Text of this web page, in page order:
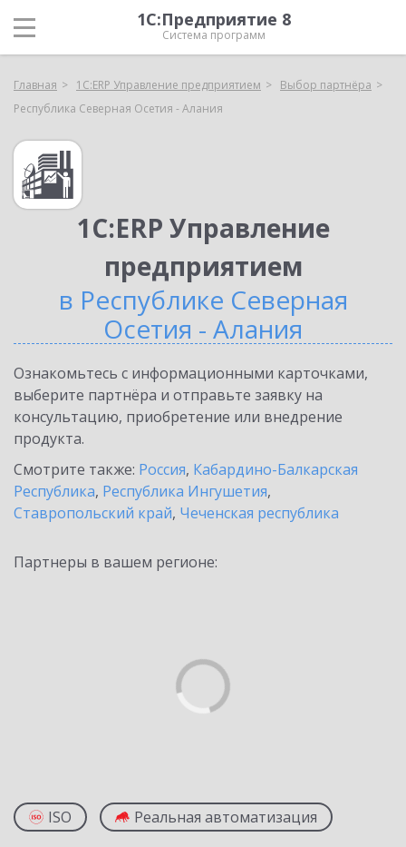
1С:Предприятие 8
Система программ
Главная 1С:ERP Управление предприятием
Выбор партнёра
Республика Северная Осетия - Алания
1С:ERP Управление
предприятием
в Республике Северная
Осетия - Алания
Ознакомьтесь с информационными карточками,
выберите партнёра и отправьте заявку на
консультацию, приобретение или внедрение
продукта.
Смотрите также: Россия, Кабардино-Балкарская
Республика, Республика Ингушетия,
Ставропольский край, Чеченская республика
Партнеры в вашем регионе:
ISO Реальная автоматизация